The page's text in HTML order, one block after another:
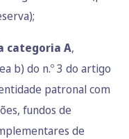
categoria A,
b) do n.º 3 do artigo
patronal com
fundos de
de